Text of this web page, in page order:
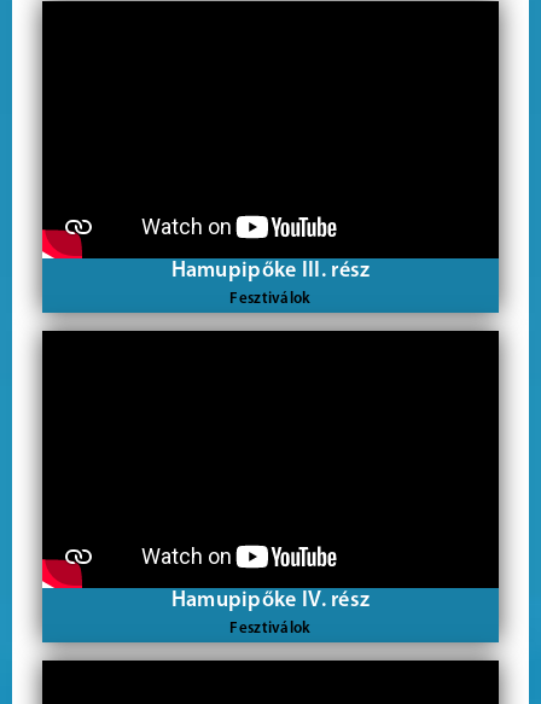
Hamupipőke III. rész
Fesztiválok
Hamupipőke IV. rész
Fesztiválok